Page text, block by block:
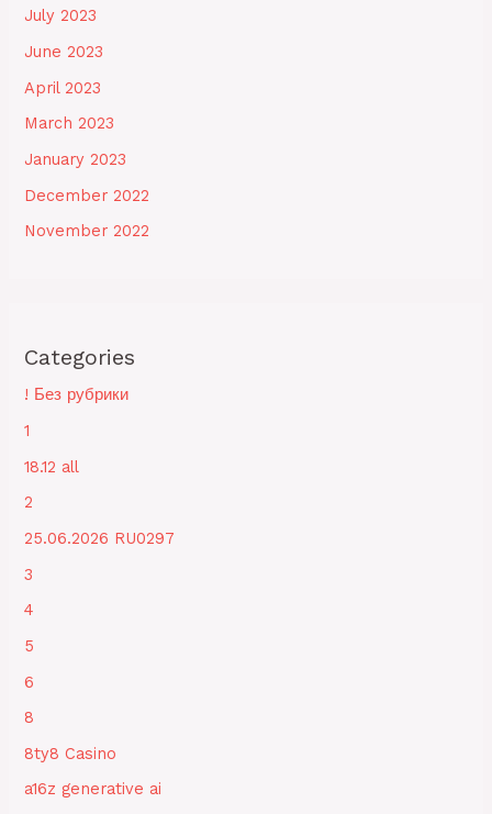
July 2023
June 2023
April 2023
March 2023
January 2023
December 2022
November 2022
Categories
! Без рубрики
1
18.12 all
2
25.06.2026 RU0297
3
4
5
6
8
8ty8 Casino
a16z generative ai